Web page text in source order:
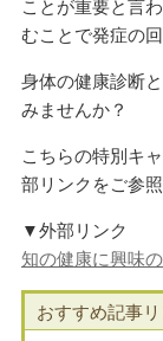
ことが重要と言
むことで発症の
身体の健康診断
みませんか？
こちらの特別キ
部リンクをご参照
▼外部リンク
知の健康に興味
おすすめ記事